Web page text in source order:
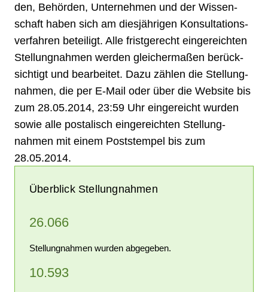
den, Behör­den, Unter­nehmen und der Wissen­
schaft haben sich am dies­jährigen Konsul­tations­
verfahren beteiligt. Alle frist­gerecht einge­reichten
Stellung­nahmen werden gleicher­maßen berück­
sichtigt und bear­beitet. Dazu zählen die Stellung­
nahmen, die per E-Mail oder über die Web­site bis
zum 28.05.2014, 23:59 Uhr einge­reicht wurden
sowie alle posta­lisch einge­reichten Stellung­
nahmen mit einem Post­stempel bis zum
28.05.2014.
Überblick Stellungnahmen
26.066
Stellungnahmen wurden abgegeben.
10.593